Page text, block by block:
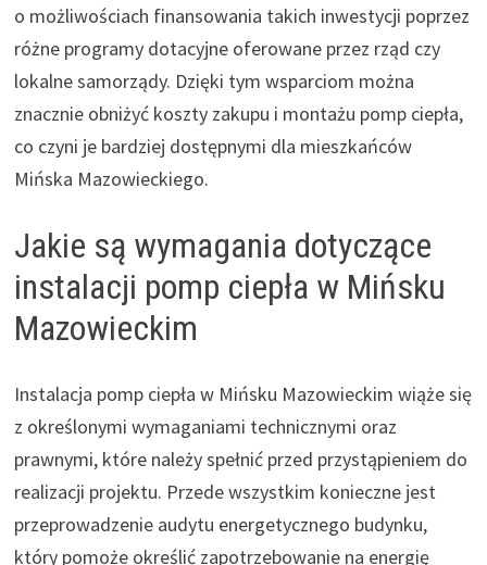
o możliwościach finansowania takich inwestycji poprzez
różne programy dotacyjne oferowane przez rząd czy
lokalne samorządy. Dzięki tym wsparciom można
znacznie obniżyć koszty zakupu i montażu pomp ciepła,
co czyni je bardziej dostępnymi dla mieszkańców
Mińska Mazowieckiego.
Jakie są wymagania dotyczące
instalacji pomp ciepła w Mińsku
Mazowieckim
Instalacja pomp ciepła w Mińsku Mazowieckim wiąże się
z określonymi wymaganiami technicznymi oraz
prawnymi, które należy spełnić przed przystąpieniem do
realizacji projektu. Przede wszystkim konieczne jest
przeprowadzenie audytu energetycznego budynku,
który pomoże określić zapotrzebowanie na energię